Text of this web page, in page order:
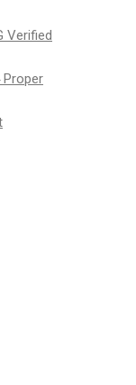
Verified
Proper